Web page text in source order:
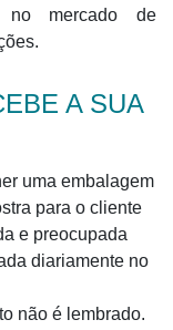
no mercado de
A SUA
uma embalagem
para o cliente
e preocupada
diariamente no
não é lembrado.